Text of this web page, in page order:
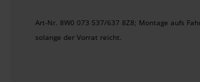
Art-Nr. 8W0 073 537/637 8Z8; Montage aufs
solange der Vorrat reicht.